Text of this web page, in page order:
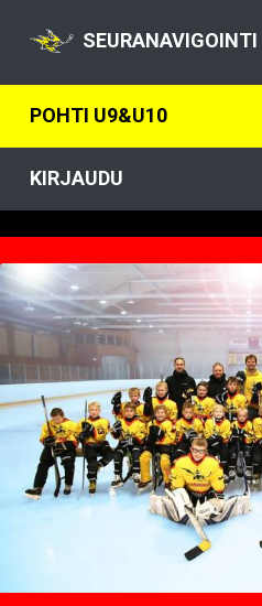
SEURANAVIGOINTI
POHTI U9&U10
KIRJAUDU